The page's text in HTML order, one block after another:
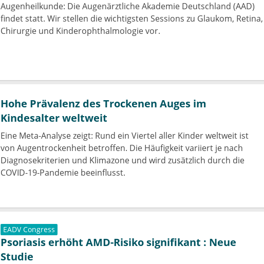
Augenheilkunde: Die Augenärztliche Akademie Deutschland (AAD)
findet statt. Wir stellen die wichtigsten Sessions zu Glaukom, Retina,
Chirurgie und Kinderophthalmologie vor.
Hohe Prävalenz des Trockenen Auges im
Kindesalter weltweit
Eine Meta-Analyse zeigt: Rund ein Viertel aller Kinder weltweit ist
von Augentrockenheit betroffen. Die Häufigkeit variiert je nach
Diagnosekriterien und Klimazone und wird zusätzlich durch die
COVID-19-Pandemie beeinflusst.
EADV Congress
Psoriasis erhöht AMD-Risiko signifikant : Neue
Studie